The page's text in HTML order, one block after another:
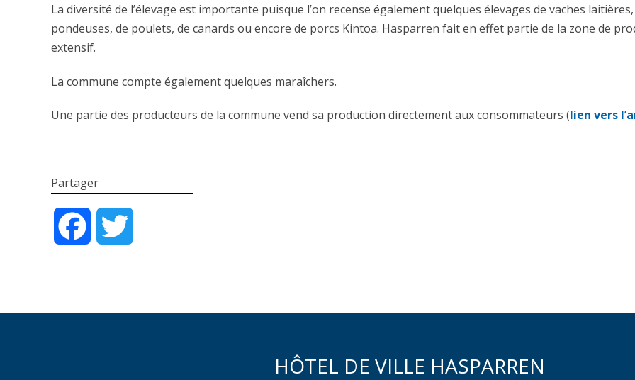
La diversité de l’élevage est importante puisque l’on recense également quelques élevages de vaches
pondeuses, de poulets, de canards ou encore de porcs Kintoa. Hasparren fait en effet partie de la zone de
extensif.
La commune compte également quelques maraîchers.
Une partie des producteurs de la commune vend sa production directement aux consommateurs (lien vers
Partager
Facebook
HÔTEL DE VILLE HASPARREN